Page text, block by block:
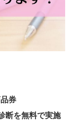
券
断を無料で実施